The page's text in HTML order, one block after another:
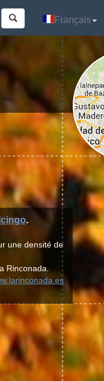
Français
.
une densité de
Rinconada.
Français